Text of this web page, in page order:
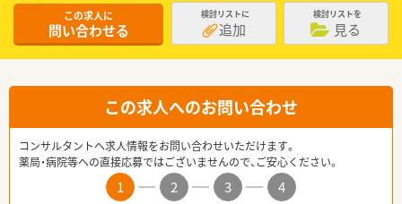
この求人に
問い合わせる
検討リストに
追加
検討リストを
見る
この求人へのお問い合わせ
コンサルタントへ求人情報をお問い合わせいただけます。
薬局・病院等への直接応募ではございませんので、ご安心ください。
1 2 3
4